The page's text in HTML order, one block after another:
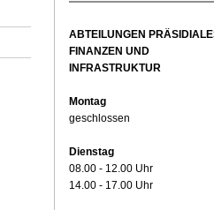
ABTEILUNGEN
FINANZEN UND
INFRASTRUKTUR
Montag
geschlossen
Dienstag
08.00 - 12.00 Uhr
14.00 - 17.00 Uhr